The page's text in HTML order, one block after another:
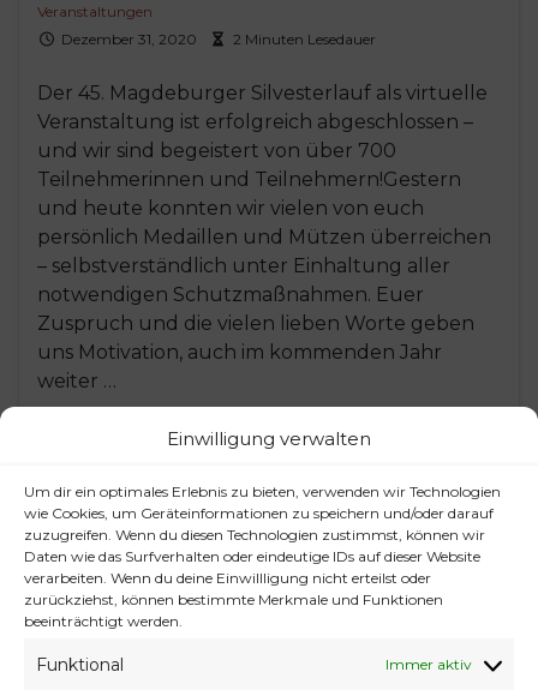
Einwilligung verwalten
Um dir ein optimales Erlebnis zu bieten, verwenden wir Technologien
wie Cookies, um Geräteinformationen zu speichern und/oder darauf
zuzugreifen. Wenn du diesen Technologien zustimmst, können wir
Daten wie das Surfverhalten oder eindeutige IDs auf dieser Website
verarbeiten. Wenn du deine Einwillligung nicht erteilst oder
zurückziehst, können bestimmte Merkmale und Funktionen
beeinträchtigt werden.
Funktional Immer aktiv
Veranstaltungen
Dezember 31, 2020
2 Minuten Lesedauer
Der 45. Magdeburger Silvesterlauf als virtuelle
Veranstaltung ist erfolgreich abgeschlossen –
und wir sind begeistert von über 700
Teilnehmerinnen und Teilnehmern!Gestern
und heute konnten wir vielen von euch
persönlich Medaillen und Mützen überreichen
– selbstverständlich unter Einhaltung aller
notwendigen Schutzmaßnahmen. Euer
Zuspruch und die vielen lieben Worte geben
uns Motivation, auch im kommenden Jahr
weiter …
Weiterlesen